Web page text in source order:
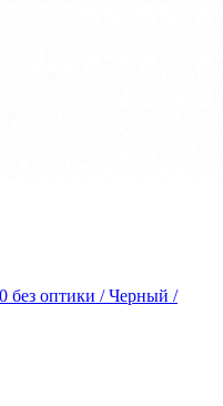
без оптики / Черный /